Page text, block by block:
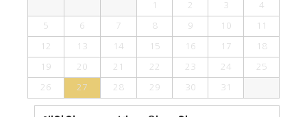
1 2 3 4
5 6 7 8 9 10 11
12 13 14 15 16 17 18
19 20 21 22 23 24 25
26 27 28 29 30 31